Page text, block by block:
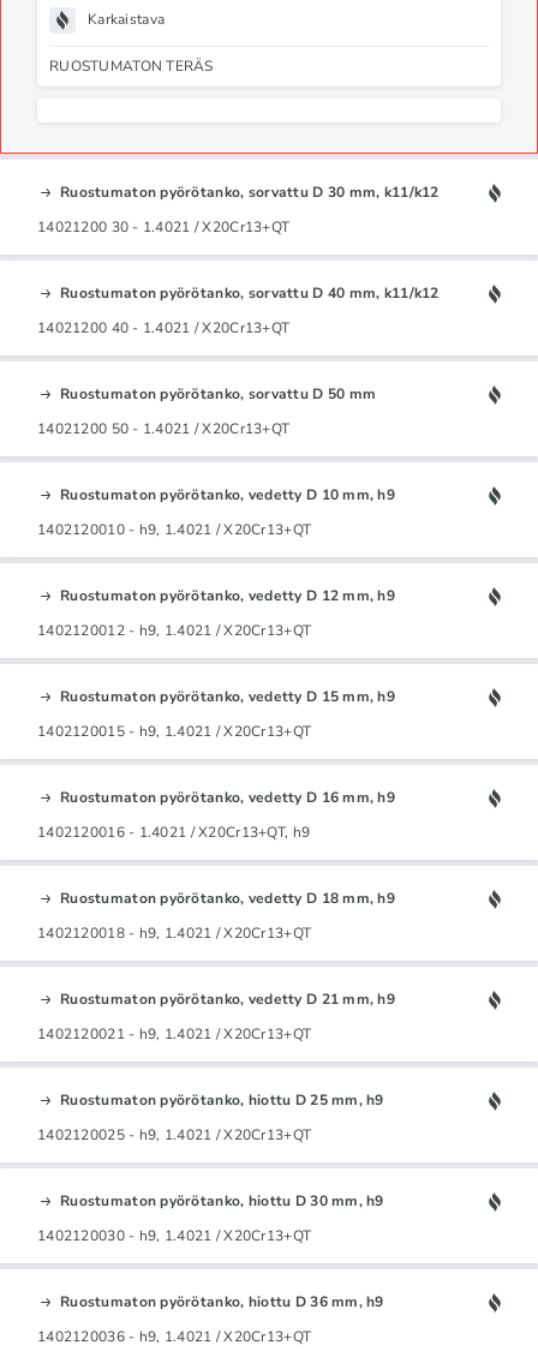
Karkaistava
RUOSTUMATON TERÄS
Ruostumaton pyörötanko, sorvattu D 30 mm, k11/k12
14021200 30 - 1.4021 / X20Cr13+QT
Ruostumaton pyörötanko, sorvattu D 40 mm, k11/k12
14021200 40 - 1.4021 / X20Cr13+QT
Ruostumaton pyörötanko, sorvattu D 50 mm
14021200 50 - 1.4021 / X20Cr13+QT
Ruostumaton pyörötanko, vedetty D 10 mm, h9
1402120010 - h9, 1.4021 / X20Cr13+QT
Ruostumaton pyörötanko, vedetty D 12 mm, h9
1402120012 - h9, 1.4021 / X20Cr13+QT
Ruostumaton pyörötanko, vedetty D 15 mm, h9
1402120015 - h9, 1.4021 / X20Cr13+QT
Ruostumaton pyörötanko, vedetty D 16 mm, h9
1402120016 - 1.4021 / X20Cr13+QT, h9
Ruostumaton pyörötanko, vedetty D 18 mm, h9
1402120018 - h9, 1.4021 / X20Cr13+QT
Ruostumaton pyörötanko, vedetty D 21 mm, h9
1402120021 - h9, 1.4021 / X20Cr13+QT
Ruostumaton pyörötanko, hiottu D 25 mm, h9
1402120025 - h9, 1.4021 / X20Cr13+QT
Ruostumaton pyörötanko, hiottu D 30 mm, h9
1402120030 - h9, 1.4021 / X20Cr13+QT
Ruostumaton pyörötanko, hiottu D 36 mm, h9
1402120036 - h9, 1.4021 / X20Cr13+QT